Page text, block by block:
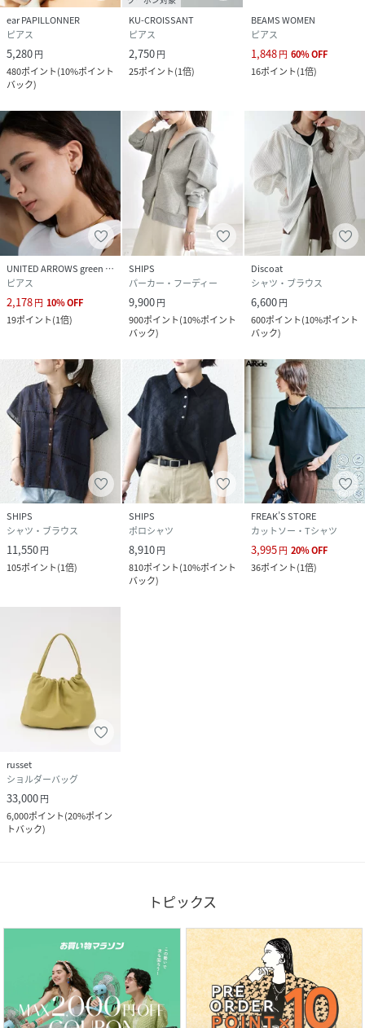
ear PAPILLONNER
ピアス
5,280円
480ポイント(10%ポイント
バック)
KU-CROISSANT
ピアス
2,750円
25ポイント(1倍)
BEAMS WOMEN
ピアス
1,848円 60%OFF
16ポイント(1倍)
UNITED ARROWS green label relaxing
ピアス
2,178円 10%OFF
19ポイント(1倍)
SHIPS
パーカー・フーディー
9,900円
900ポイント(10%ポイント
バック)
Discoat
シャツ・ブラウス
6,600円
600ポイント(10%ポイント
バック)
SHIPS
シャツ・ブラウス
11,550円
105ポイント(1倍)
SHIPS
ポロシャツ
8,910円
810ポイント(10%ポイント
バック)
FREAK’S STORE
カットソー・Tシャツ
3,995円 20%OFF
36ポイント(1倍)
russet
ショルダーバッグ
33,000円
6,000ポイント(20%ポイン
トバック)
トピックス